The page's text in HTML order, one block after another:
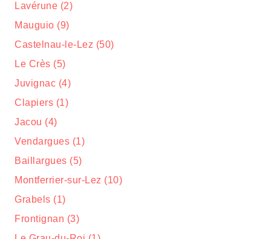
Lavérune (2)
Mauguio (9)
Castelnau-le-Lez (50)
Le Crès (5)
Juvignac (4)
Clapiers (1)
Jacou (4)
Vendargues (1)
Baillargues (5)
Montferrier-sur-Lez (10)
Grabels (1)
Frontignan (3)